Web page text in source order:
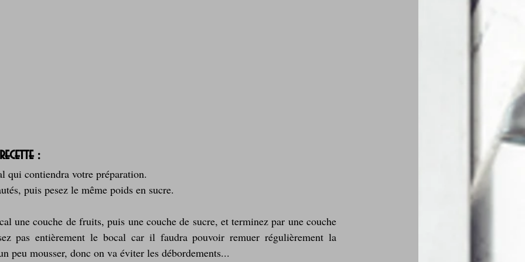
:
qui contiendra votre préparation.
puis pesez le même poids en sucre.
une couche de fruits, puis une couche de sucre, et terminez par une couche
pas entièrement le bocal car il faudra pouvoir remuer régulièrement la
peu mousser, donc on va éviter les débordements...